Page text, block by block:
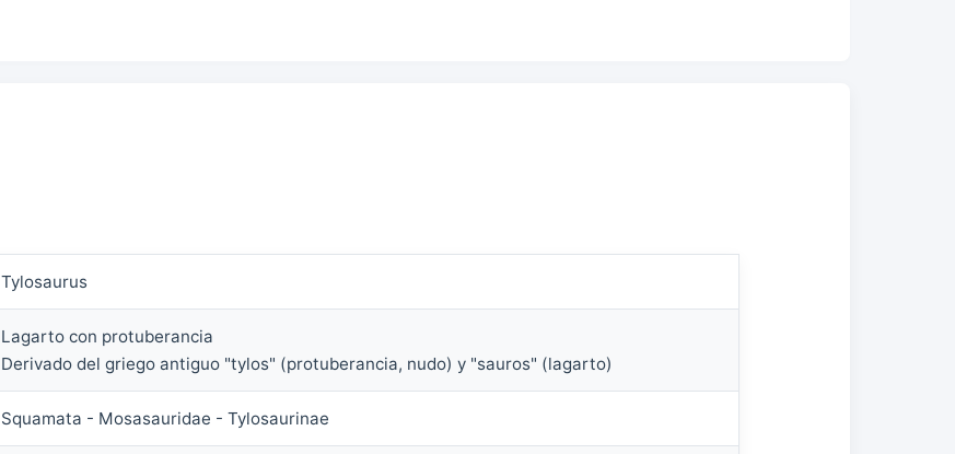
Tylosaurus
Lagarto con protuberancia
Derivado del griego antiguo "tylos" (protuberancia, nudo) y "sauros" (lagarto)
Squamata - Mosasauridae - Tylosaurinae